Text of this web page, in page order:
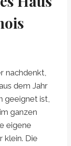
nachdenkt,
dem Jahr
geeignet ist,
ganzen
eigene
klein. Die